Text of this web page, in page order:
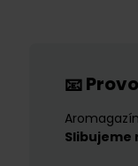
📧
Slibujeme